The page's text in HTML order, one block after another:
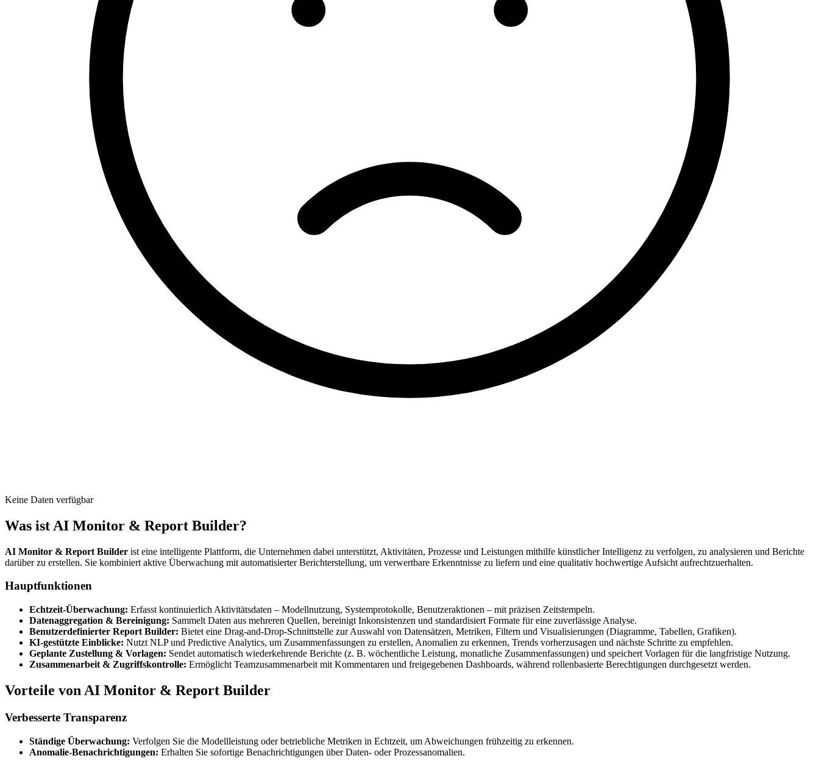
Keine Daten verfügbar
Was ist AI Monitor & Report Builder?
AI Monitor & Report Builder ist eine intelligente Plattform, die Unternehmen dabei unterstützt, Aktivitäten, Prozesse und Leistungen mithilfe künstlicher Intelligenz zu verfolgen, zu analysieren und Berichte
darüber zu erstellen. Sie kombiniert aktive Überwachung mit automatisierter Berichterstellung, um verwertbare Erkenntnisse zu liefern und eine qualitativ hochwertige Aufsicht aufrechtzuerhalten.
Hauptfunktionen
Echtzeit-Überwachung: Erfasst kontinuierlich Aktivitätsdaten – Modellnutzung, Systemprotokolle, Benutzeraktionen – mit präzisen Zeitstempeln.
Datenaggregation & Bereinigung: Sammelt Daten aus mehreren Quellen, bereinigt Inkonsistenzen und standardisiert Formate für eine zuverlässige Analyse.
Benutzerdefinierter Report Builder: Bietet eine Drag-and-Drop-Schnittstelle zur Auswahl von Datensätzen, Metriken, Filtern und Visualisierungen (Diagramme, Tabellen, Grafiken).
KI-gestützte Einblicke: Nutzt NLP und Predictive Analytics, um Zusammenfassungen zu erstellen, Anomalien zu erkennen, Trends vorherzusagen und nächste Schritte zu empfehlen.
Geplante Zustellung & Vorlagen: Sendet automatisch wiederkehrende Berichte (z. B. wöchentliche Leistung, monatliche Zusammenfassungen) und speichert Vorlagen für die langfristige Nutzung.
Zusammenarbeit & Zugriffskontrolle: Ermöglicht Teamzusammenarbeit mit Kommentaren und freigegebenen Dashboards, während rollenbasierte Berechtigungen durchgesetzt werden.
Vorteile von AI Monitor & Report Builder
Verbesserte Transparenz
Ständige Überwachung: Verfolgen Sie die Modellleistung oder betriebliche Metriken in Echtzeit, um Abweichungen frühzeitig zu erkennen.
Anomalie-Benachrichtigungen: Erhalten Sie sofortige Benachrichtigungen über Daten- oder Prozessanomalien.